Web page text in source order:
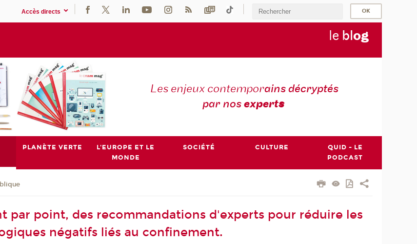
Accès directs
le blog
Les enjeux contemporains décryptés
par nosexperts
PLANÈTE VERTE
L'EUROPE ET LE
MONDE
SOCIÉTÉ CULTURE
QUID - LE
PODCAST
par point, des recommandations d'experts pour réduire les
négatifs liés au confinement.